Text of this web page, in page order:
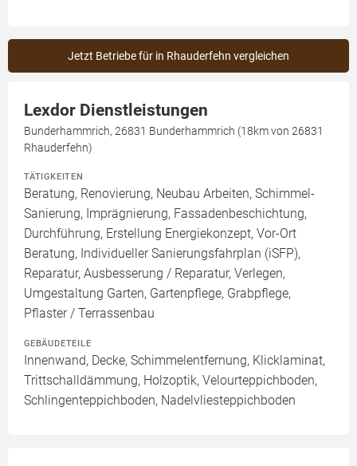
Jetzt Betriebe für in Rhauderfehn vergleichen
Lexdor Dienstleistungen
Bunderhammrich, 26831 Bunderhammrich (18km von 26831
Rhauderfehn)
TÄTIGKEITEN
Beratung, Renovierung, Neubau Arbeiten, Schimmel-
Sanierung, Imprägnierung, Fassadenbeschichtung,
Durchführung, Erstellung Energiekonzept, Vor-Ort
Beratung, Individueller Sanierungsfahrplan (iSFP),
Reparatur, Ausbesserung / Reparatur, Verlegen,
Umgestaltung Garten, Gartenpflege, Grabpflege,
Pflaster / Terrassenbau
GEBÄUDETEILE
Innenwand, Decke, Schimmelentfernung, Klicklaminat,
Trittschalldämmung, Holzoptik, Velourteppichboden,
Schlingenteppichboden, Nadelvliesteppichboden